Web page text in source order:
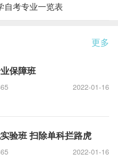
自考专业一览表
更多
保障班
2022-01-16
验班 扫除单科拦路虎
2022-01-16